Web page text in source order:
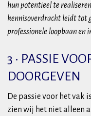
hun potentieel te
kennisoverdracht leidt tot
professionele loopbaan en
3 • PASSIE
DOORGEVEN
De passie voor het vak
zien wij het niet alleen